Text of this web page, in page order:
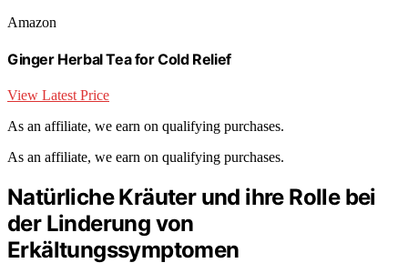
Amazon
Ginger Herbal Tea for Cold Relief
View Latest Price
As an affiliate, we earn on qualifying purchases.
As an affiliate, we earn on qualifying purchases.
Natürliche Kräuter und ihre Rolle bei
der Linderung von
Erkältungssymptomen